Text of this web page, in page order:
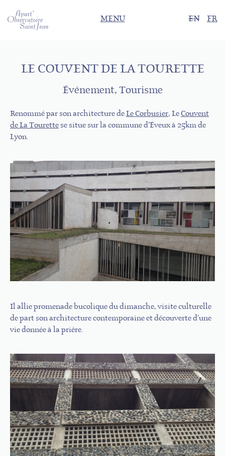
MENU EN FR
LE COUVENT DE LA TOURETTE
Évènement, Tourisme
Renommé par son architecture deLe Corbusier, LeCouvent
de La Tourette se situe sur la commune d’Éveux à 25km de
Lyon.
Il allie promenade bucolique du dimanche, visite culturelle
de part son architecture contemporaine et découverte d’une
vie donnée à la prière.